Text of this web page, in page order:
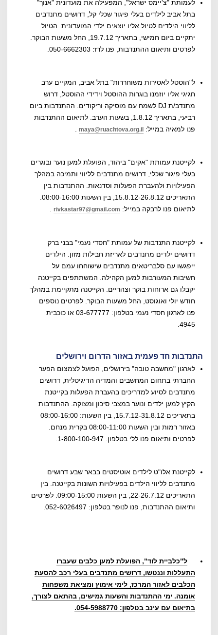
לעמותת "צ'יימס ישראל", המפעילה את מועדונית "אנוך"
בתל אביב לילדים בעלי פיגור שכלי קל, דרושים מתנדבים
לליווי הילדים לטיול אליו יוצאים ילדי המועדונית. הטיול
יתקיים ביום חמישי, בתאריך 19.7.12, החל משעות הבוקר.
לפרטים ותיאום ההתנדבות, פנו לרז: 050-6662303.
ל"הוסטל לאסירות משוחררות" בתל אביב, המקיים ערב
חגיגי אליו יוזמנו בוגרות ההוסטל וידידי ההוסטל, דרוש
מתנדב/ת DJ לשמח עם מוסיקה וריקודים. ההתנדבות ביום
רביעי, בתאריך 1.8.12, בשעות הערב. לתיאום ההתנדבות
פנו למאיה במייל:maya@ruachtova.org.il
לקייטנת עמותת "אקים" ביהוד, הפועלת למען נוער ובוגרים
בעלי פיגור שכלי, דרושים מתנדבים לליווי ותמיכה במהלך
הפעילויות ולהעברת הפעלות וסדנאות. ההתנדבות בין
התאריכים 15.8.12-26.8.12, בין השעות 08:00-16:00.
לתיאום פנו לרבקה במייל: rivkastar97@gmail.com
.
לקייטנת התנדבות של עמותת "חסדי נעמי" בבני ברק
דרושים ילדים מתנדבים לאריזת חבילות מזון. הילדים
ייפגשו עם סלבריטאים מתנדבים שישוחחו עמם על
חשיבות המעורבות למען הקהילה. המשתתפים בקייטנה
יקבלו גם ארוחות בוקר וצהריים. הקייטנה מתקיימת במהלך
חודש יולי ואוגוסט, החל משעות הבוקר. לפרטים נוספים
פנו לארגון חסדי נעמי בטלפון: 03-677777 או כוכבית
4945.
התנדבות חד פעמית באזור הדרום וירושלים
לארגון "מחשבה טובה" בירושלים, הפועל לצמצום הפער
החברתי בתחום המחשבים והמדיה הדיגיטלית, דרושים
מתנדבים לסיוע למדריכים בהעברת הפעלות בקייטנת
הקיץ למען ילדים ונוער במצבי סיכון ומצוקה. ההתנדבות
בתאריכים 15.7.12-31.8.12, בין השעות: 08:00-16:00
באזור רמות ובין השעות 08:00-11:00 בקרית מנחם.
לפרטים ותיאום פנו ללי בטלפון: 1-800-100-947.
לקייטנת אלו"ט לילדים אוטיסטים בבאר שבע דרושים
מתנדבים לליווי הילדים בפעילויות השונות בקייטנה. בין
התאריכים 22-26.7.12, בין השעות 09:00-15:00. לפרטים
ותיאום ההתנדבות, פנו לנופר בטלפון: 052-6026497.
ל"כלביית לוד", הפועלת למען כלבים שעברו
התעללות וננטשו, דרושים מתנדבים בעלי רכב להסעת
הכלבים לאזור המרכז, לימי אימוץ ומציאת משפחות
אומנה. ימי ההתנדבות והשעות גמישים, בהתאם לצורך,
בתיאום עם עינב בטלפון: 054-5988770.